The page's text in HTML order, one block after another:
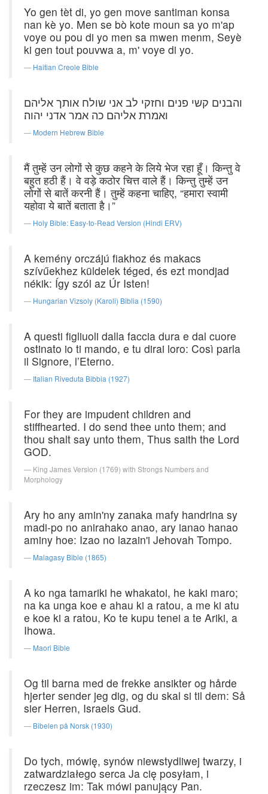
Yo gen tèt di, yo gen move santiman konsa
nan kè yo. Men se bò kote moun sa yo m'ap
voye ou pou di yo men sa mwen menm, Seyè
ki gen tout pouvwa a, m' voye di yo.
Haitian Creole Bible
והבנים קשי פנים וחזקי לב אני שולח אותך אליהם
ואמרת אליהם כה אמר אדני יהוה׃
Modern Hebrew Bible
मैं तुम्हें उन लोगों से कुछ कहने के लिये भेज रहा हूँ। किन्तु वे
बहुत हठी हैं। वे वड़े कठोर चित्त वाले हैं। किन्तु तुम्हें उन
लोगों से बातें करनी हैं। तुम्हें कहना चाहिए, “हमारा स्वामी
यहोवा ये बातें बताता है।”
Holy Bible: Easy-to-Read Version (Hindi ERV)
A kemény orczájú fiakhoz és makacs
szívűekhez küldelek téged, és ezt mondjad
nékik: Így szól az Úr Isten!
Hungarian Vizsoly (Karoli) Biblia (1590)
A questi figliuoli dalla faccia dura e dal cuore
ostinato io ti mando, e tu dirai loro: Così parla
il Signore, l’Eterno.
Italian Riveduta Bibbia (1927)
For they are impudent children and
stiffhearted. I do send thee unto them; and
thou shalt say unto them, Thus saith the Lord
GOD.
King James Version (1769) with Strongs Numbers and
Morphology
Ary ho any amin'ny zanaka mafy handrina sy
madi-po no anirahako anao, ary ianao hanao
aminy hoe: Izao no lazain'i Jehovah Tompo.
Malagasy Bible (1865)
A ko nga tamariki he whakatoi, he kaki maro;
na ka unga koe e ahau ki a ratou, a me ki atu
e koe ki a ratou, Ko te kupu tenei a te Ariki, a
Ihowa.
Maori Bible
Og til barna med de frekke ansikter og hårde
hjerter sender jeg dig, og du skal si til dem: Så
sier Herren, Israels Gud.
Bibelen på Norsk (1930)
Do tych, mówię, synów niewstydliwej twarzy, i
zatwardziałego serca Ja cię posyłam, i
rzeczesz im: Tak mówi panujący Pan.